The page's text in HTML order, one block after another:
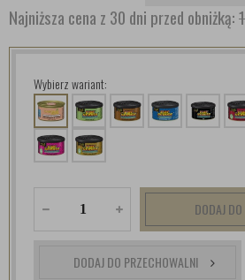
Najniższa cena z 30 dni przed obniżką:
Wybierz wariant:
DODAJ
DODAJ DO PRZECHOWALNI